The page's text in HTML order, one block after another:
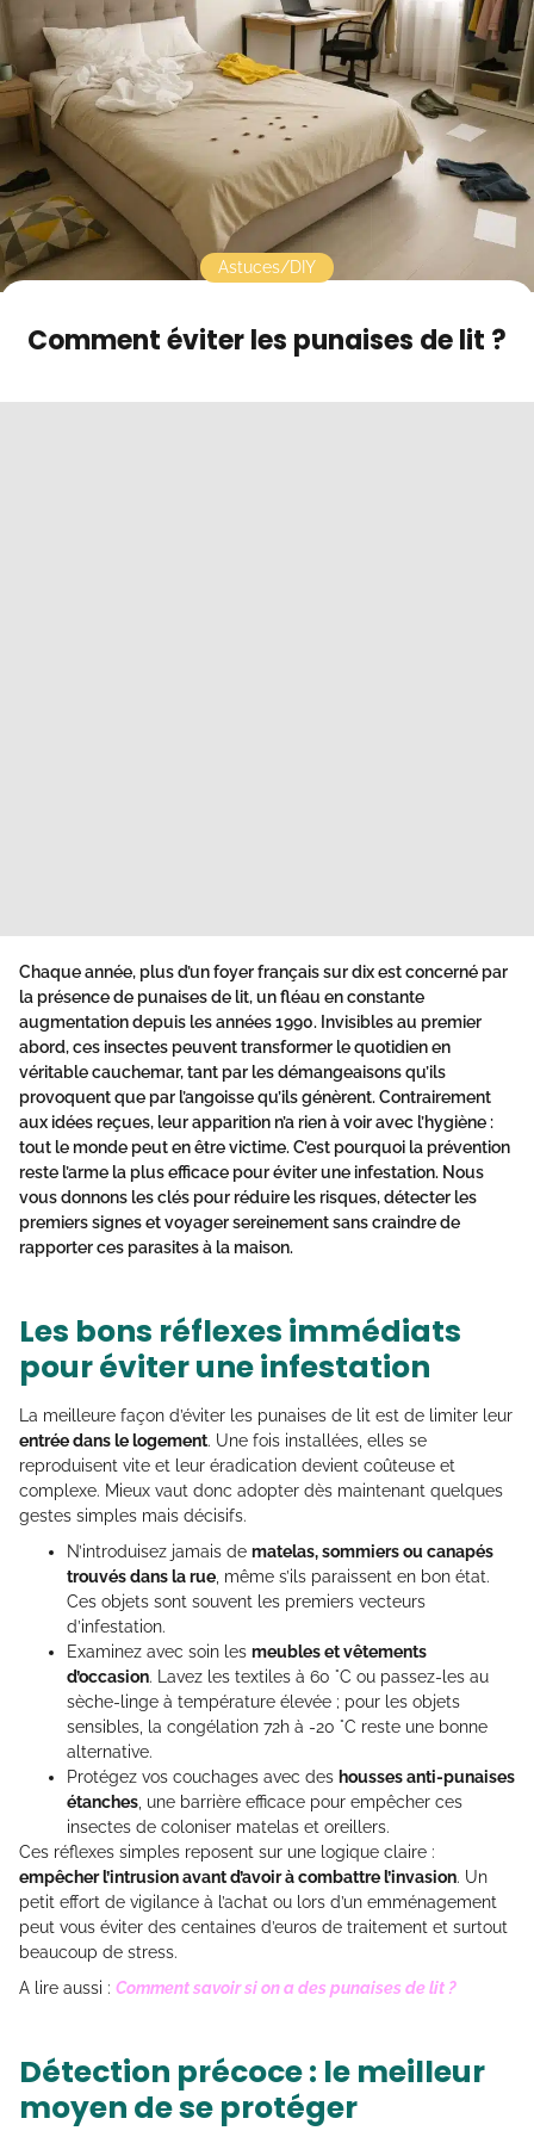
Contact
Mode sombre
Comment éviter les punaises de lit ?
Astuces/DIY
Chaque année, plus d’un foyer français sur dixest concerné par
la présence de punaises de lit, un fléau en constante
augmentation depuis les années 1990. Invisibles au premier
abord, ces insectes peuvent transformer le quotidien en
véritable cauchemar, tant par les démangeaisons qu’ils
provoquent que par l’angoisse qu’ils génèrent. Contrairement
aux idées reçues, leur apparition n’a rien à voir avec l’hygiène :
tout le monde peut en être victime. C’est pourquoi la prévention
reste l’arme la plus efficace pour éviter une infestation. Nous
vous donnons les clés pour réduire les risques, détecter les
premiers signes et voyager sereinement sans craindre de
rapporter ces parasites à la maison.
Les bons réflexes immédiats
pour éviter une infestation
La meilleure façon d’éviter les punaises de lit est de limiter leur
entrée dans le logement. Une fois installées, elles se
reproduisent vite et leur éradication devient coûteuse et
complexe. Mieux vaut donc adopter dès maintenant quelques
gestes simples mais décisifs.
N’introduisez jamais de matelas, sommiers ou canapés
trouvés dans la rue , même s’ils paraissent en bon état.
Ces objets sont souvent les premiers vecteurs
d’infestation.
Examinez avec soin les meubles et vêtements
d’occasion. Lavez les textiles à 60 °C ou passez-les au
sèche-linge à température élevée ; pour les objets
sensibles, la congélation 72h à -20 °C reste une bonne
alternative.
Protégez vos couchages avec des housses anti-punaises
étanches , une barrière efficace pour empêcher ces
insectes de coloniser matelas et oreillers.
Ces réflexes simples reposent sur une logique claire :
empêcher l’intrusion avant d’avoir à combattre l’invasion. Un
petit effort de vigilance à l’achat ou lors d’un emménagement
peut vous éviter des centaines d’euros de traitement et surtout
beaucoup de stress.
A lire aussi : Comment savoir si on a des punaises de lit ?
Détection précoce : le meilleur
moyen de se protéger